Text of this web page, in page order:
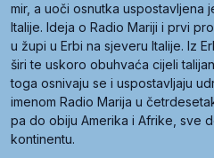
mir, a uoči osnutka uspostavljena
Italije. Ideja o Radio Mariji i prvi
u župi u Erbi na sjeveru Italije. Iz
širi te uskoro obuhvaća cijeli
toga osnivaju se i uspostavljaju
imenom Radio Marija u
pa do obiju Amerika i Afrike, sve
kontinentu.